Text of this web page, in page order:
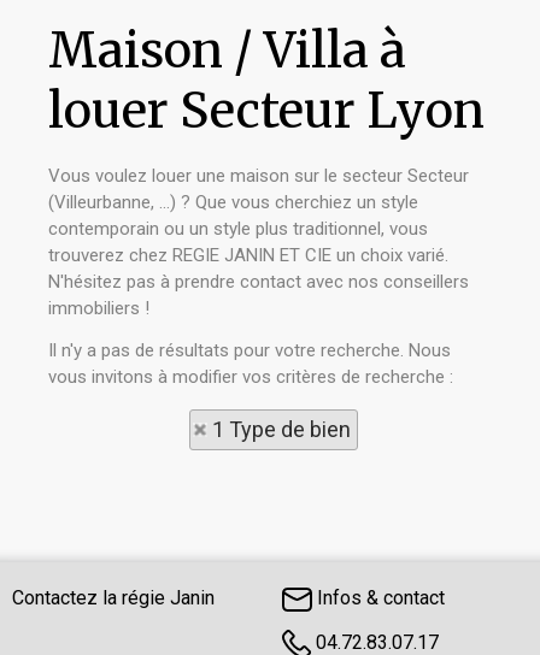
Maison / Villa à
louer Secteur Lyon
Vous voulez louer une maison sur le secteur Secteur
(Villeurbanne, ...) ? Que vous cherchiez un style
contemporain ou un style plus traditionnel, vous
trouverez chez REGIE JANIN ET CIE un choix varié.
N'hésitez pas à prendre contact avec nos conseillers
immobiliers !
Il n'y a pas de résultats pour votre recherche. Nous
vous invitons à modifier vos critères de recherche :
1 Type de bien
Contactez la régie Janin
Infos & contact
04.72.83.07.17